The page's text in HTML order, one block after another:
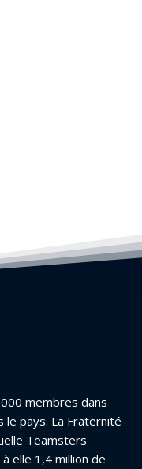
membres dans
le pays. La Fraternité
Teamsters
elle 1,4 million de